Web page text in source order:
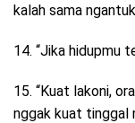
kalah sama
14. “Jika hidupmu
15. “Kuat lakoni,
nggak kuat tinggal